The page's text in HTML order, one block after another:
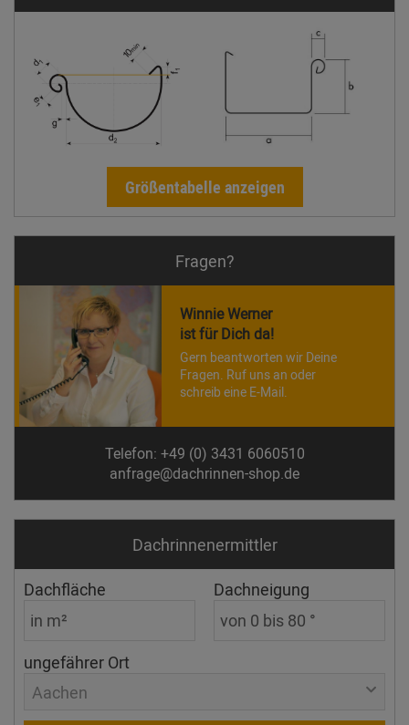
Größentabelle anzeigen
Fragen?
Winnie Werner
ist für Dich da!
Gern beantworten wir Deine
Fragen. Ruf uns an oder
schreib eine E-Mail.
Telefon: +49 (0) 3431 6060510
anfrage@dachrinnen-shop.de
Dachrinnen­ermittler
Dachfläche Dachneigung
ungefährer Ort
Aachen